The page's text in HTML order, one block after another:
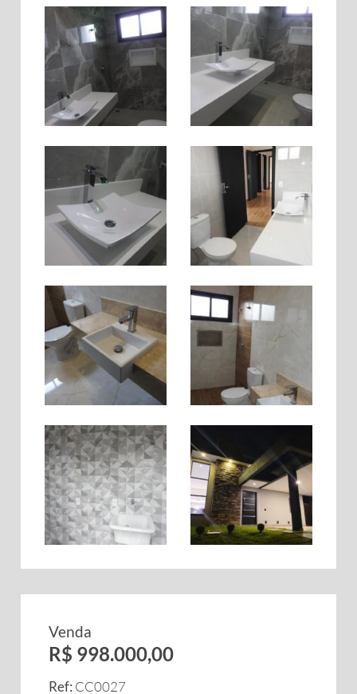
Venda
R$ 998.000,00
Ref: CC0027